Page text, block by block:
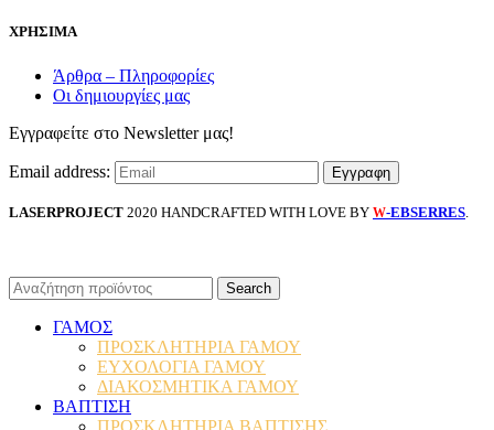
ΧΡΗΣΙΜΑ
Άρθρα – Πληροφορίες
Οι δημιουργίες μας
Εγγραφείτε στο Newsletter μας!
Email address:
LASERPROJECT 2020 HANDCRAFTED WITH LOVE BY W-EBSERRES
Search
ΓΑΜΟΣ
ΠΡΟΣΚΛΗΤΗΡΙΑ ΓΑΜΟΥ
ΕΥΧΟΛΟΓΙΑ ΓΑΜΟΥ
ΔΙΑΚΟΣΜΗΤΙΚΑ ΓΑΜΟΥ
ΒΑΠΤΙΣΗ
ΠΡΟΣΚΛΗΤΗΡΙΑ ΒΑΠΤΙΣΗΣ